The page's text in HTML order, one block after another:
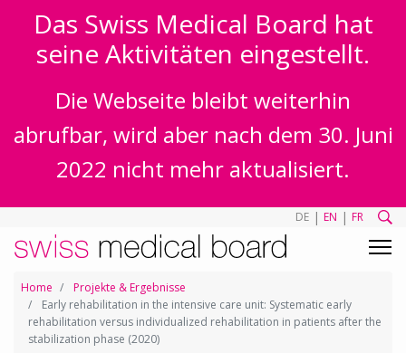
Das Swiss Medical Board hat
seine Aktivitäten eingestellt.
Die Webseite bleibt weiterhin
abrufbar, wird aber nach dem 30. Juni
2022 nicht mehr aktualisiert.
DE | EN | FR
Home
Projekte & Ergebnisse
Early rehabilitation in the intensive care unit: Systematic early
rehabilitation versus individualized rehabilitation in patients after the
stabilization phase (2020)